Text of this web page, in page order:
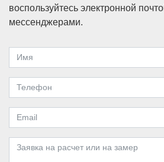
воспользуйтесь электронной
мессенджерами.